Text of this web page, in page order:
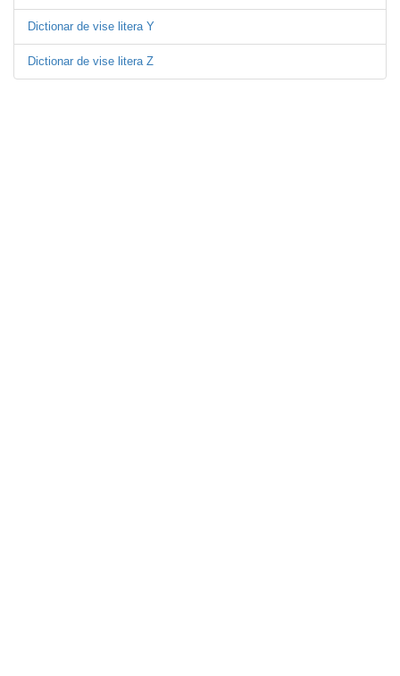
Dictionar de vise litera Y
Dictionar de vise litera Z